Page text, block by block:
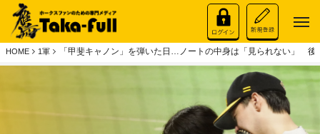
HOME 1軍 「甲斐キャノン」を弾いた日…ノートの中身は「見られない」 後